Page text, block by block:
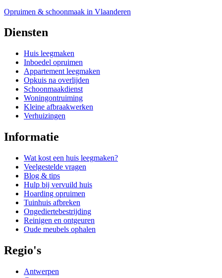
Opruimen & schoonmaak in Vlaanderen
Diensten
Huis leegmaken
Inboedel opruimen
Appartement leegmaken
Opkuis na overlijden
Schoonmaakdienst
Woningontruiming
Kleine afbraakwerken
Verhuizingen
Informatie
Wat kost een huis leegmaken?
Veelgestelde vragen
Blog & tips
Hulp bij vervuild huis
Hoarding opruimen
Tuinhuis afbreken
Ongediertebestrijding
Reinigen en ontgeuren
Oude meubels ophalen
Regio's
Antwerpen